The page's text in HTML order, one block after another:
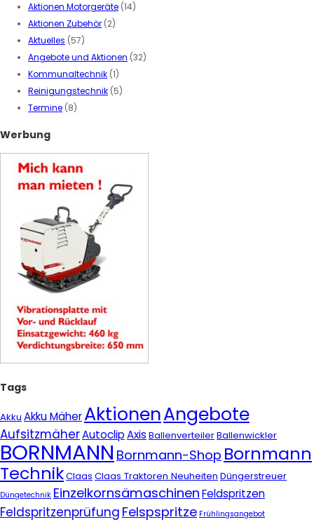
Aktionen Motorgeräte (14)
Aktionen Zubehör (2)
Aktuelles (57)
Angebote und Aktionen (32)
Kommunaltechnik (1)
Reinigungstechnik (5)
Termine (8)
Werbung
Tags
Akku Akku MäherAktionenAngebote
AufsitzmäherAutoclipAxis BallenverteilerBallenwickler
BORNMANN Bornmann-Shop Bornmann
TechnikClaas Claas Traktoren Neuheiten Düngerstreuer
Düngetechnik EinzelkornsämaschinenFeldspritzen
Feldspritzenprüfung Felspspritze Frühlingsangebot